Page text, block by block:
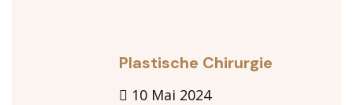
Plastische Chirurgie
10 Mai 2024